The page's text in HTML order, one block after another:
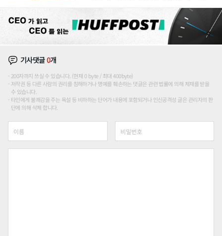
기사댓글0개
200자까지 쓰실 수 있습니다. (현재 0 byte / 최대 400byte)
저작권 등 다른 사람의 권리를 침해하거나 명예를 훼손하는 댓글은 관련 법률에 의해 제재를 받을
수 있습니다.
타인에게 불쾌감을 주는 욕설 등 비하하는 단어가 내용에 포함되거나 인신공격성 글은 관리자의 판
단에 의해 삭제 합니다.